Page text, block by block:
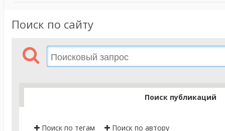
Поиск по сайту
Поиск публикаций
Поиск по тегам Поиск по автору